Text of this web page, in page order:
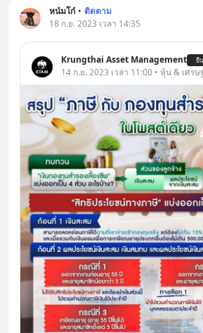
หน๋มโก๋ • ติดตาม
18 ก.ย. 2023 เวลา 14:35
Krungthai Asset Management ยื
14 ก.ย. 2023 เวลา 11:00 • หุ้น & เศรษ